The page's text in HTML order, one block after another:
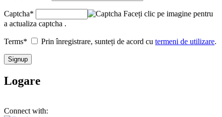
Captcha*
Faceți clic pe imagine pentru
a actualiza captcha .
Terms* Prin înregistrare, sunteți de acord cu termeni de utilizare.
Logare
Connect with: